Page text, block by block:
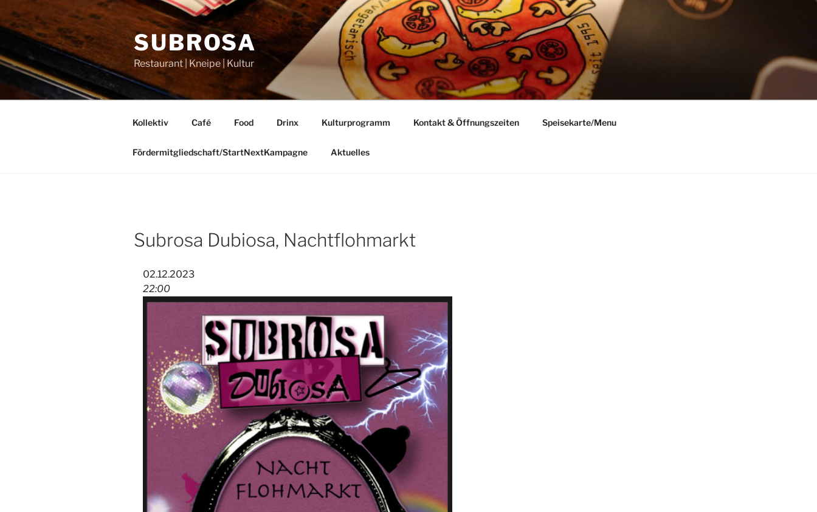
Inhalt
springen
SUBROSA
Restaurant | Kneipe | Kultur
Kollektiv Café Food Drinx Kulturprogramm Kontakt & Öffnungszeiten Speisekarte/Menu
Fördermitgliedschaft/StartNextKampagne Aktuelles
Subrosa Dubiosa, Nachtflohmarkt
02.12.2023
22:00